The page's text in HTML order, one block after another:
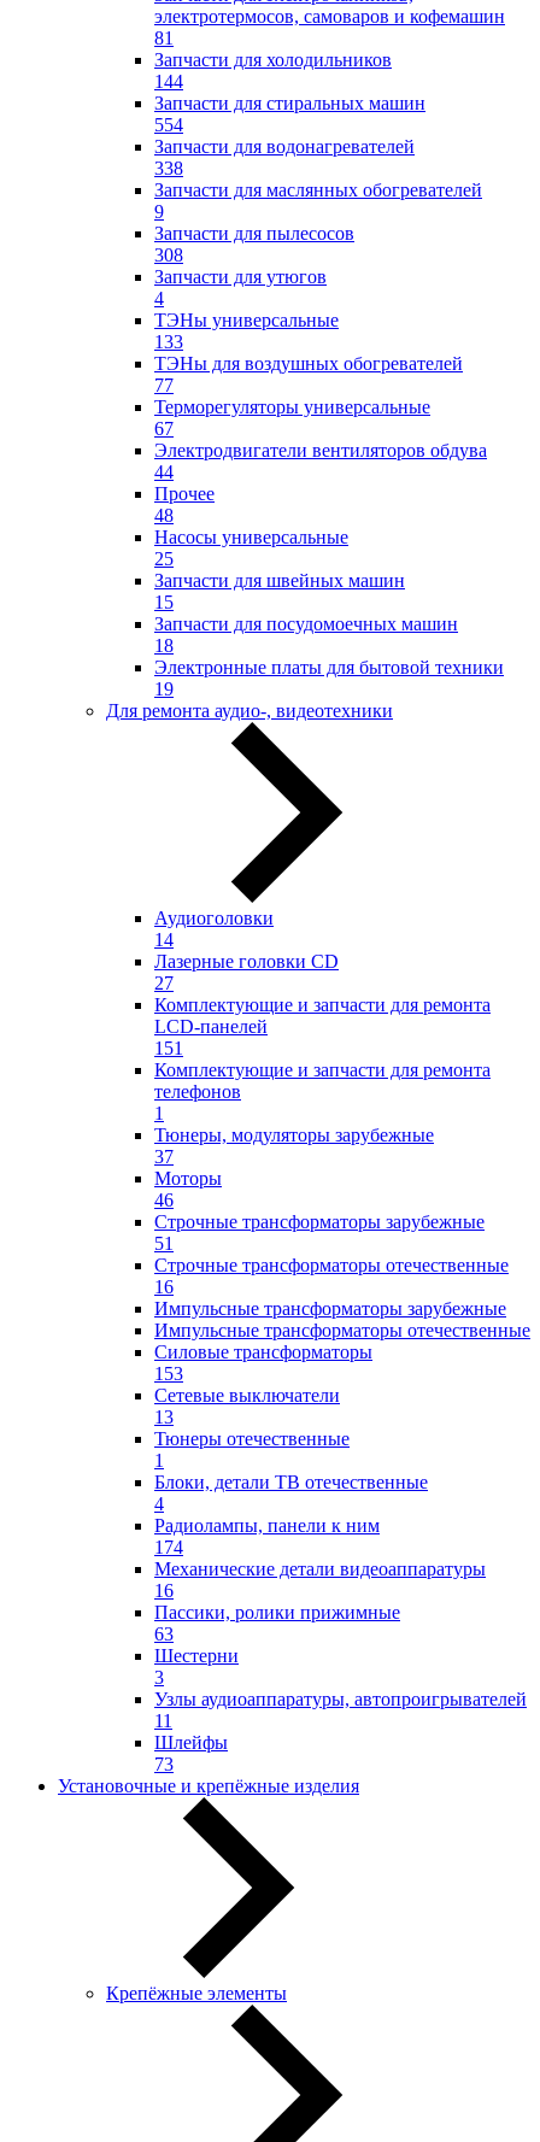
электротермосов, самоваров и кофемашин
81
Запчасти для холодильников
144
Запчасти для стиральных машин
554
Запчасти для водонагревателей
338
Запчасти для маслянных обогревателей
9
Запчасти для пылесосов
308
Запчасти для утюгов
4
ТЭНы универсальные
133
ТЭНы для воздушных обогревателей
77
Терморегуляторы универсальные
67
Электродвигатели вентиляторов обдува
44
Прочее
48
Насосы универсальные
25
Запчасти для швейных машин
15
Запчасти для посудомоечных машин
18
Электронные платы для бытовой техники
19
Для ремонта аудио-, видеотехники
Аудиоголовки
14
Лазерные головки CD
27
Комплектующие и запчасти для ремонта
LCD-панелей
151
Комплектующие и запчасти для ремонта
телефонов
1
Тюнеры, модуляторы зарубежные
37
Моторы
46
Строчные трансформаторы зарубежные
51
Строчные трансформаторы отечественные
16
Импульсные трансформаторы зарубежные
Импульсные трансформаторы отечественные
Силовые трансформаторы
153
Сетевые выключатели
13
Тюнеры отечественные
1
Блоки, детали ТВ отечественные
4
Радиолампы, панели к ним
174
Механические детали видеоаппаратуры
16
Пассики, ролики прижимные
63
Шестерни
3
Узлы аудиоаппаратуры, автопроигрывателей
11
Шлейфы
73
Установочные и крепёжные изделия
Крепёжные элементы